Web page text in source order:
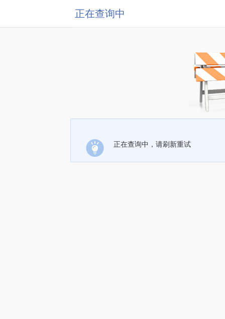
正在查询中
正在查询中，请刷新重试